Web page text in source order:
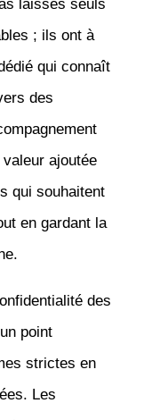
laissés seuls
; ils ont à
qui connaît
des
ajoutée
qui souhaitent
en gardant la
des
point
strictes en
Les